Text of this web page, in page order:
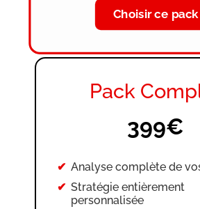
page de vente
Ajout du favicon
Modifications possibles
Choisir ce pack
Pack
399€
Analyse complète de
Stratégie entièrement
personnalisée